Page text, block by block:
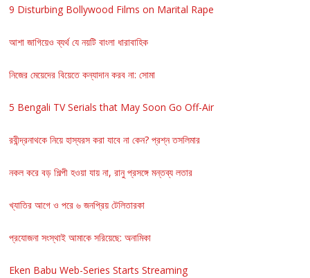
9 Disturbing Bollywood Films on Marital Rape
আশা জাগিয়েও ব্যর্থ যে নয়টি বাংলা ধারাবাহিক
নিজের মেয়েদের বিয়েতে কন্যাদান করব না: সোমা
5 Bengali TV Serials that May Soon Go Off-Air
রবীন্দ্রনাথকে নিয়ে হাস্যরস করা যাবে না কেন? প্রশ্ন তসলিমার
নকল করে বড় শিল্পী হওয়া যায় না, রানু প্রসঙ্গে মন্তব্য লতার
খ্যাতির আগে ও পরে ৬ জনপ্রিয় টেলিতারকা
প্রযোজনা সংস্থাই আমাকে সরিয়েছে: অনামিকা
Eken Babu Web-Series Starts Streaming